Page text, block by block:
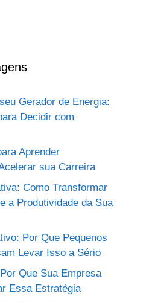
Gerador de Energia:
Decidir com
Aprender
sua Carreira
Como Transformar
a Produtividade da Sua
Por Que Pequenos
Levar Isso a Sério
Que Sua Empresa
Essa Estratégia